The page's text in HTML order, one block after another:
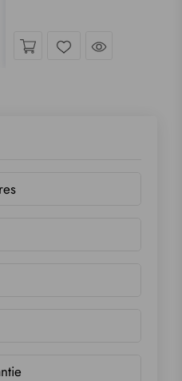
d´œil Jetez un